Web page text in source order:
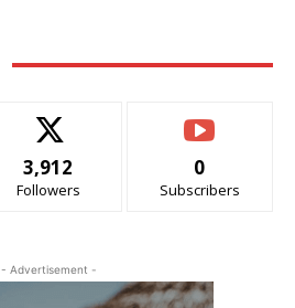
3,912
Followers
0
Subscribers
- Advertisement -